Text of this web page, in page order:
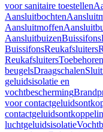
voor sanitaire toestellen
Aansluitbochten
Aansluitmoffen
AansluitbuizenBuissifons
BuissifonsReukafsluiters
ReukafsluitersToebehoren
beugelsDraagschalen
geluidsisolatie en
vochtbescherming
voor
luchtgeluidsisolatie